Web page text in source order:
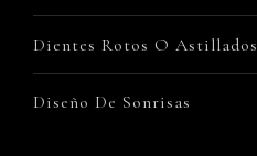
Dientes Rotos O Astillados
Diseño De Sonrisas